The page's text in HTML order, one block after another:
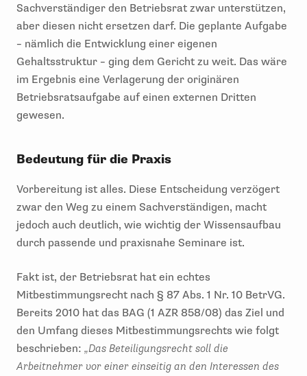
Sachverständiger den Betriebsrat zwar unterstützen,
aber diesen nicht ersetzen darf. Die geplante Aufgabe
– nämlich die Entwicklung einer eigenen
Gehaltsstruktur – ging dem Gericht zu weit. Das wäre
im Ergebnis eine Verlagerung der originären
Betriebsratsaufgabe auf einen externen Dritten
gewesen.
Bedeutung für die Praxis
Vorbereitung ist alles. Diese Entscheidung verzögert
zwar den Weg zu einem Sachverständigen, macht
jedoch auch deutlich, wie wichtig der Wissensaufbau
durch passende und praxisnahe Seminare ist.
Fakt ist, der Betriebsrat hat ein echtes
Mitbestimmungsrecht nach § 87 Abs. 1 Nr. 10 BetrVG.
Bereits 2010 hat das BAG (1 AZR 858/08) das Ziel und
den Umfang dieses Mitbestimmungsrechts wie folgt
beschrieben: „Das Beteiligungsrecht soll die
Arbeitnehmer vor einer einseitig an den Interessen des